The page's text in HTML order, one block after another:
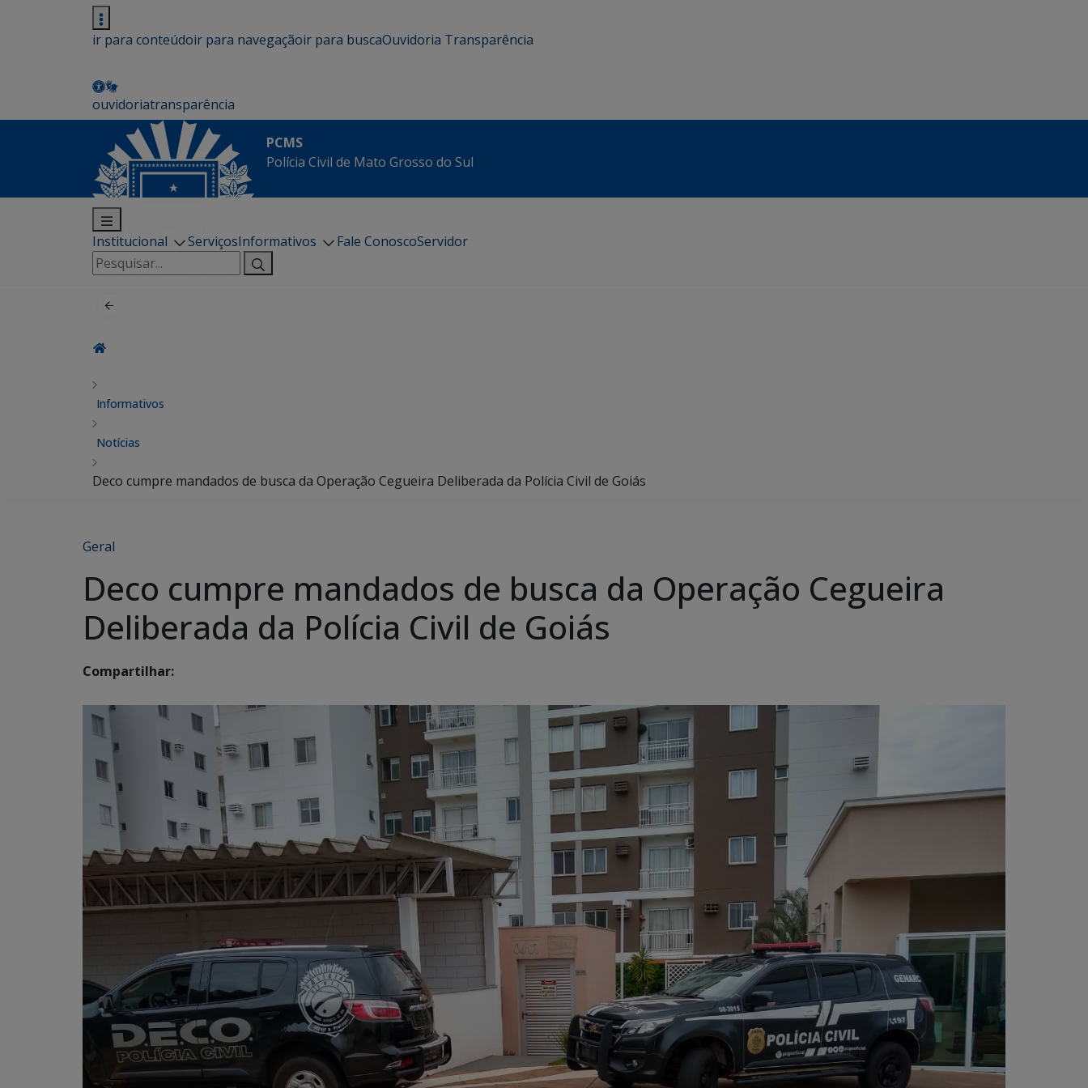
ir para conteúdoir para navegaçãoir para buscaOuvidoria Transparência
ouvidoriatransparência
PCMS
Polícia Civil de Mato Grosso do Sul
Institucional ServiçosInformativos Fale ConoscoServidor
Pesquisar
por:
Informativos
Notícias
Deco cumpre mandados de busca da Operação Cegueira Deliberada da Polícia Civil de Goiás
Geral
Deco cumpre mandados de busca da Operação Cegueira
Deliberada da Polícia Civil de Goiás
Compartilhar: